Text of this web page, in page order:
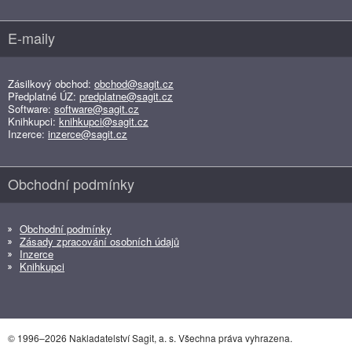
E-maily
Zásilkový obchod: obchod@sagit.cz
Předplatné ÚZ: predplatne@sagit.cz
Software: software@sagit.cz
Knihkupci: knihkupci@sagit.cz
Inzerce: inzerce@sagit.cz
Obchodní podmínky
Obchodní podmínky
Zásady zpracování osobních údajů
Inzerce
Knihkupci
© 1996–2026 Nakladatelství Sagit, a. s. Všechna práva vyhrazena.